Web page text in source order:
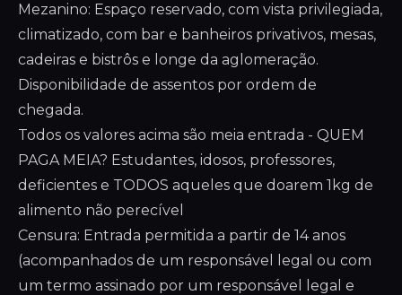
Mezanino: Espaço reservado, com vista privilegiada,
climatizado, com bar e banheiros privativos, mesas,
cadeiras e bistrôs e longe da aglomeração.
Disponibilidade de assentos por ordem de
chegada.
Todos os valores acima são meia entrada - QUEM
PAGA MEIA? Estudantes, idosos, professores,
deficientes e TODOS aqueles que doarem 1kg de
alimento não perecível
Censura: Entrada permitida a partir de 14 anos
(acompanhados de um responsável legal ou com
um termo assinado por um responsável legal e